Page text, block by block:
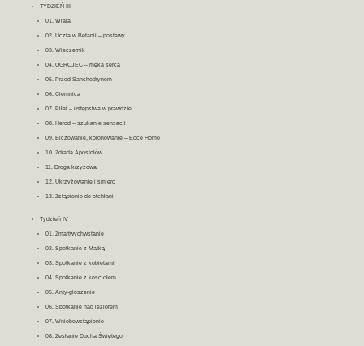
TYDZIEŃ III
01. Wiara
02. Uczta w Betanii – postawy
03. Wieczernik
04. OGROJEC – męka serca
05. Przed Sanchedrynem
06. Ciemnica
07. Piłat – ustępstwa w prawdzie
08. Herod – szukanie sensacji
09. Biczowanie, koronowanie – Ecce Homo
10. Zdrada Apostołów
11. Droga krzyżowa
12. Ukrzyżowanie i śmierć
13. Zstąpienie do otchłani
Tydzień IV
01. Zmartwychwstanie
02. Spotkanie z Matką
03. Spotkanie z kobietami
04. Spotkanie z kościołem
05. Anty-głoszenie
06. Spotkanie nad jeziorem
07. Wniebowstąpienie
08. Zesłanie Ducha Świętego